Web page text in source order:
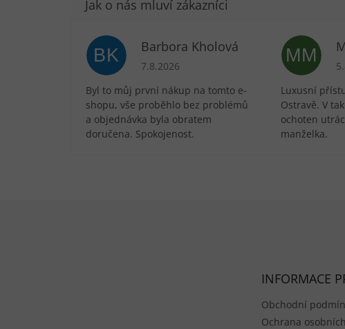
BK Barbora Kholová
Hodnocení obchodu je 5 z 5 hvězdiček.
7.8.2026
Byl to můj první nákup na tomto e-
shopu, vše proběhlo bez problémů
a objednávka byla obratem
doručena. Spokojenost.
MM
Luxusní
Ostravě. V
ochoten
manželka.
INFORMACE
Obchodní
Ochrana